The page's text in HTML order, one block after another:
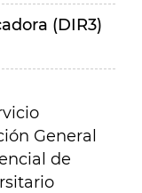
(DIR3)
General
de